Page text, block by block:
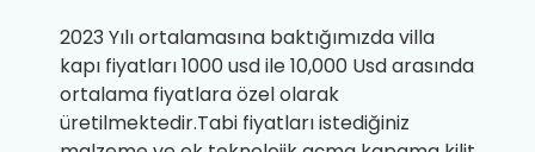
2023 Yılı ortalamasına baktığımızda villa
kapı fiyatları 1000 usd ile 10,000 Usd arasında
ortalama fiyatlara özel olarak
üretilmektedir.Tabi fiyatları istediğiniz